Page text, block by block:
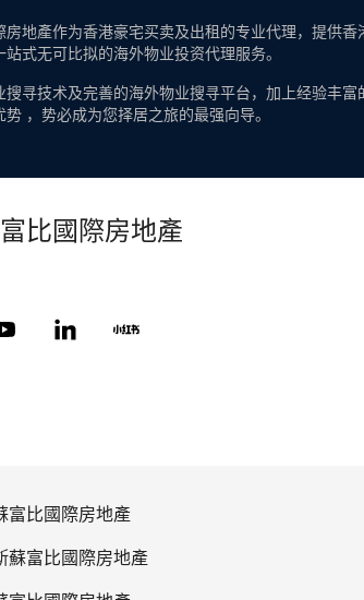
房地產作为香港豪宅买卖及出租的专业代理，提供
式无可比拟的海外物业投资代理服务。
搜寻技术及完善的海外物业搜寻平台，加上经验丰
，势必成为您择居之旅的最强向导。
比國際房地產
富比國際房地產
蘇富比國際房地產